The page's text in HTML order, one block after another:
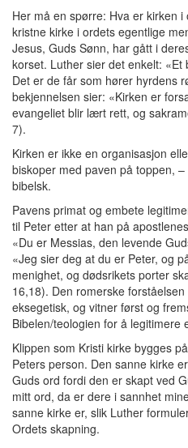
Her må en spørre: Hva er kirken
kristne kirke i ordets egentlige
Jesus, Guds Sønn, har gått i
korset. Luther sier det enkelt:
Det er de får som hører hyrdens
bekjennelsen sier: «Kirken er
evangeliet blir lært rett, og
7).
Kirken er ikke en organisasjon
biskoper med paven på toppen,
bibelsk.
Pavens primat og embete
til Peter etter at han på
«Du er Messias, den levende
«Jeg sier deg at du er Peter, og
menighet, og dødsrikets porter
16,18). Den romerske
eksegetisk, og vitner først og
Bibelen/teologien for å legitimere
Klippen som Kristi kirke bygges
Peters person. Den sanne kirke
Guds ord fordi den er skapt ved
mitt ord, da er dere i sannhet
sanne kirke er, slik Luther
Ordets skapning.